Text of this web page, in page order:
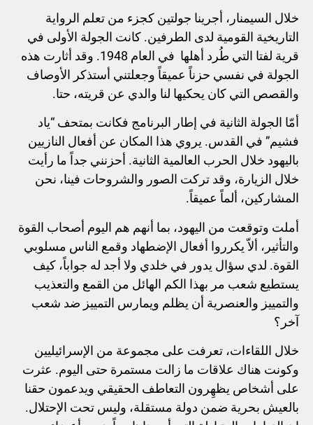
خلال السيمنار، أجرينا جولتين كجزء من تعلم الرواية
التاريخية القومية لدى الطرفين. كانت الجولة الأولى في
قرية لفتا التي طُرد أهلها في العام 1948. وقد أثارت هذه
الجولة في نفسي حزناً عميقاً وجعلتني أستذكر الأوصاف
والقصص التي كان يحكيها لنا والدي عن قريته، حتا.
أمّا الجولة الثانية في إطار البرنامج فكانت بمتحف “ياد
فشيم” في القدس. يروي هذا المكان عن أفعال النازيين
باليهود خلال الحرب العالمية الثانية. أحزنني جداً ما رأيت
خلال الزيارة، وقد تركت الصور والشروحات فينا، نحن
المشاركين، ألماً عميقاً.
أملت وتوقعت من اليهود، بما أنهم هم اليوم أصحاب القوة
والتأثير، ألاّ يكرروا أفعال الإضطهاد وقمع الناس مسلوبي
القوة. لدي سؤال يدور في خلدي ولا أجد له جواباً، كيف
يستطيع شعب مر بهذا الكم الهائل من القمع والتعذيب
والتمييز والعنصرية أن يظلم ويمارس التمييز ضد شعب
آخر؟
خلال اللقاءات، تعرفت على مجموعة من الإسرائيليين
وكونت هناك علاقات ما زالت مستمرة حتى اليوم. عثرت
على أشخاص يظهِرون التعاطف الحقيقي ويدعمون حقنا
بالعيش بحرية ضمن دولة مستقلة، وليس تحت الإحتلال.